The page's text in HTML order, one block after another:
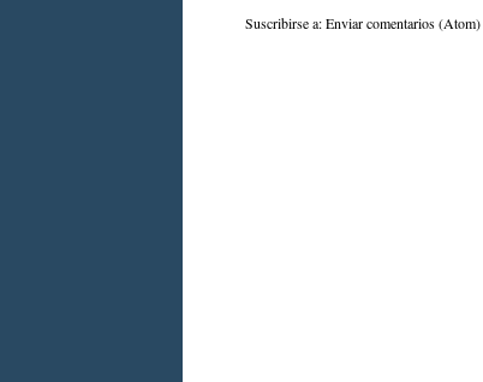
Suscribirse a:Enviar comentarios (Atom)